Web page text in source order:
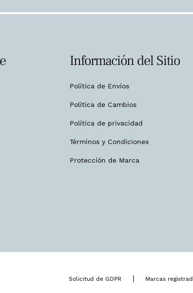
Información del Sitio
Política de Envíos
Política de Cambios
Política de privacidad
Términos y Condiciones
Protección de Marca
Solicitud de GDPR | Marcas